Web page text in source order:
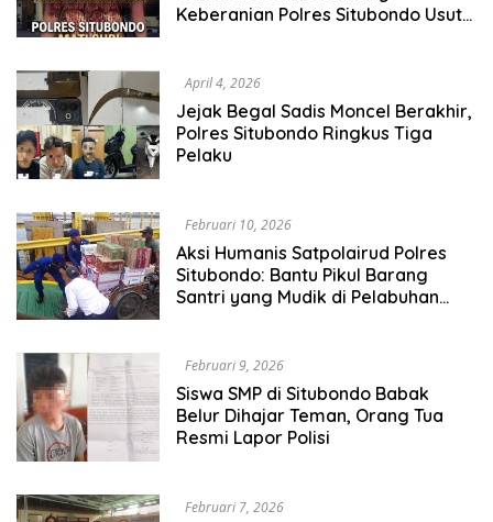
Keberanian Polres Situbondo Usut
April 4, 2026
Jejak Begal Sadis Moncel Berakhir,
Polres Situbondo Ringkus Tiga
Pelaku
Februari 10, 2026
Aksi Humanis Satpolairud Polres
Situbondo: Bantu Pikul Barang
Santri yang Mudik di Pelabuhan
Februari 9, 2026
Siswa SMP di Situbondo Babak
Belur Dihajar Teman, Orang Tua
Resmi Lapor Polisi
Februari 7, 2026